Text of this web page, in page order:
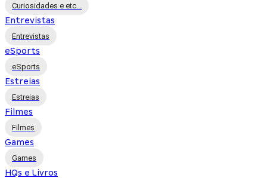
Curiosidades e etc...
Entrevistas
Entrevistas
eSports
eSports
Estreias
Estreias
Filmes
Filmes
Games
Games
HQs e Livros